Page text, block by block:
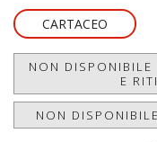
CARTACEO
NON DISPONIBILE
E
NON